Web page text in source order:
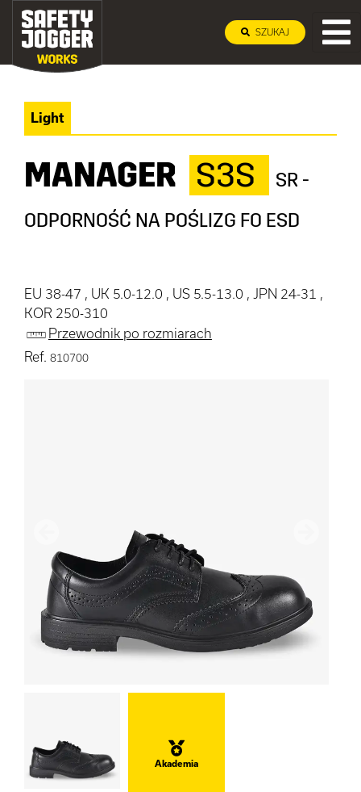
SZUKAJ
Light
MANAGER S3S
SR -
ODPORNOŚĆ NA POŚLIZG FO ESD
EU 38-47 , UK 5.0-12.0 , US 5.5-13.0 , JPN 24-31 ,
KOR 250-310
Przewodnik po rozmiarach
Ref. 810700
Akademia